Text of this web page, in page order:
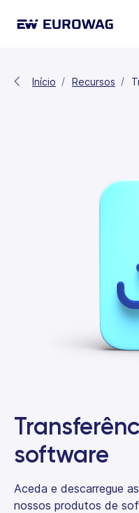
Início Recursos
software
Aceda e descarregue
nossos produtos de